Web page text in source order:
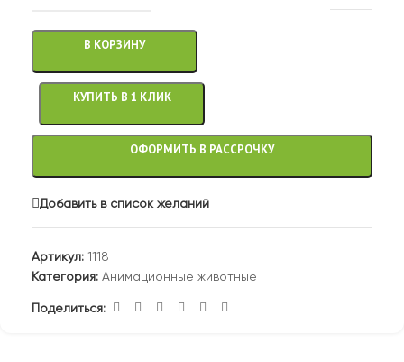
В КОРЗИНУ
КУПИТЬ В 1 КЛИК
ОФОРМИТЬ В РАССРОЧКУ
Добавить в список желаний
Артикул: 1118
Категория: Анимационные животные
Поделиться: